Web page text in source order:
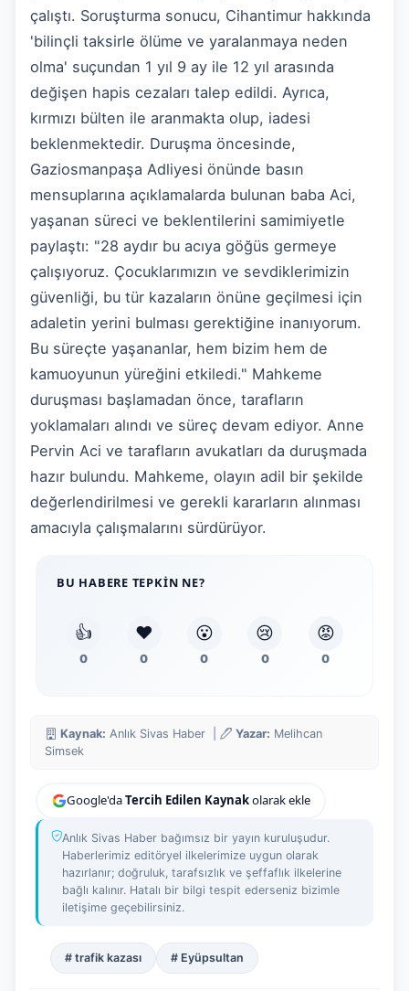
çalıştı. Soruşturma sonucu, Cihantimur hakkında
'bilinçli taksirle ölüme ve yaralanmaya neden
olma' suçundan 1 yıl 9 ay ile 12 yıl arasında
değişen hapis cezaları talep edildi. Ayrıca,
kırmızı bülten ile aranmakta olup, iadesi
beklenmektedir. Duruşma öncesinde,
Gaziosmanpaşa Adliyesi önünde basın
mensuplarına açıklamalarda bulunan baba Aci,
yaşanan süreci ve beklentilerini samimiyetle
paylaştı: "28 aydır bu acıya göğüs germeye
çalışıyoruz. Çocuklarımızın ve sevdiklerimizin
güvenliği, bu tür kazaların önüne geçilmesi için
adaletin yerini bulması gerektiğine inanıyorum.
Bu süreçte yaşananlar, hem bizim hem de
kamuoyunun yüreğini etkiledi." Mahkeme
duruşması başlamadan önce, tarafların
yoklamaları alındı ve süreç devam ediyor. Anne
Pervin Aci ve tarafların avukatları da duruşmada
hazır bulundu. Mahkeme, olayın adil bir şekilde
değerlendirilmesi ve gerekli kararların alınması
amacıyla çalışmalarını sürdürüyor.
BU HABERE TEPKIN NE?
👍
0
❤️
0
😮
0
😢
0
😡
0
Kaynak: Anlık Sivas Haber | Yazar: Melihcan
Simsek
Google'daTercih Edilen Kaynakolarak ekle
Anlık Sivas Haber bağımsız bir yayın kuruluşudur.
Haberlerimiz editöryel ilkelerimize uygun olarak
hazırlanır; doğruluk, tarafsızlık ve şeffaflık ilkelerine
bağlı kalınır. Hatalı bir bilgi tespit ederseniz bizimle
iletişime geçebilirsiniz.
# trafik kazası # Eyüpsultan